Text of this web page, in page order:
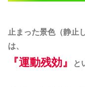
止まった景色（静止
は、
『運動残効』 と